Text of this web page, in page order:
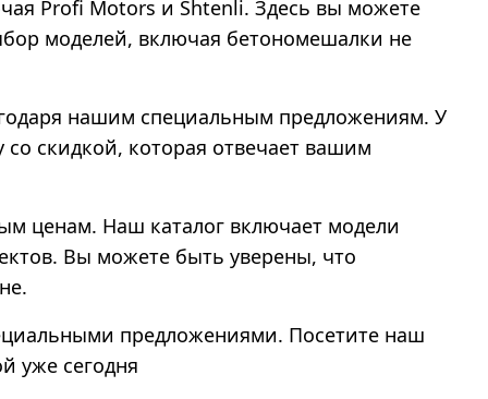
Profi Motors и Shtenli. Здесь вы можете
моделей, включая бетономешалки не
нашим специальным предложениям. У
скидкой, которая отвечает вашим
ценам. Наш каталог включает модели
Вы можете быть уверены, что
предложениями. Посетите наш
уже сегодня